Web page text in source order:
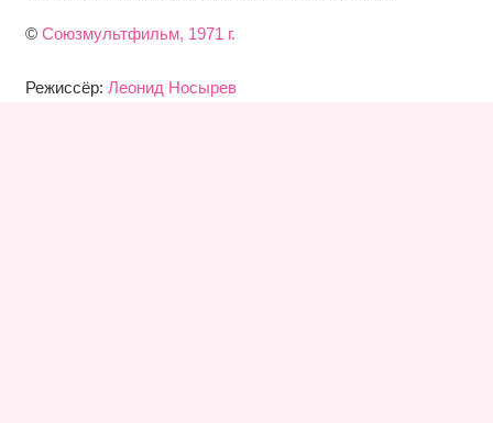
© Союзмультфильм, 1971 г.
Режиссёр: Леонид Носырев